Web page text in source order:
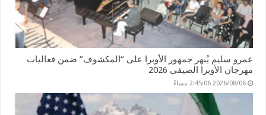
عمرو سليم يُبهر جمهور الأوبرا على “المكشوف” ضمن فعاليات
مهرجان الأوبرا الصيفي 2026
2026/08/06 2:45:06 مساءً